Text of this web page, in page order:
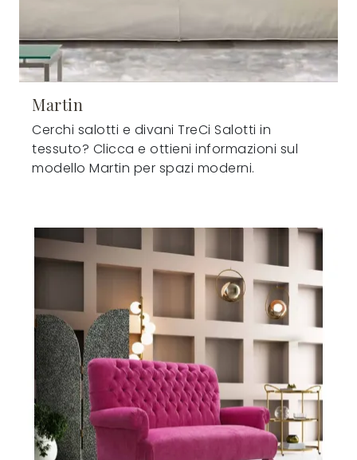
Martin
Cerchi salotti e divani TreCi Salotti in
tessuto? Clicca e ottieni informazioni sul
modello Martin per spazi moderni.